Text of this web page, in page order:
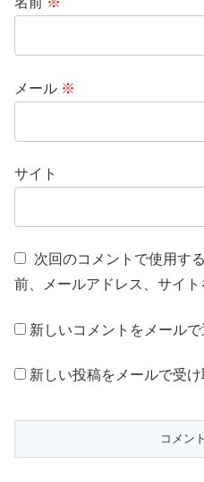
メール ※
サイト
次回のコメントで使用す
前、メールアドレス、サイト
新しいコメントをメールで
新しい投稿をメールで受け